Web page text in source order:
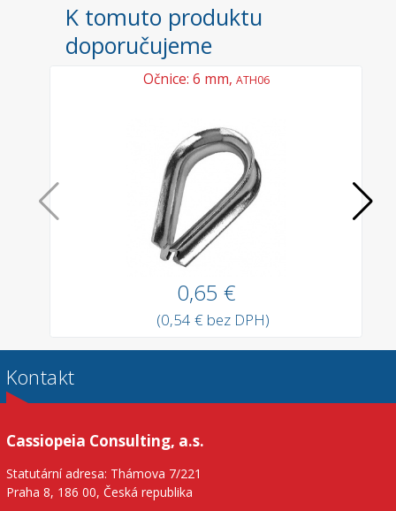
K tomuto produktu
doporučujeme
Očnice: 6 mm, ATH06
0,65 €
(0,54 € bez DPH)
Kontakt
Cassiopeia Consulting, a.s.
Statutární adresa: Thámova 7/221
Praha 8, 186 00, Česká republika